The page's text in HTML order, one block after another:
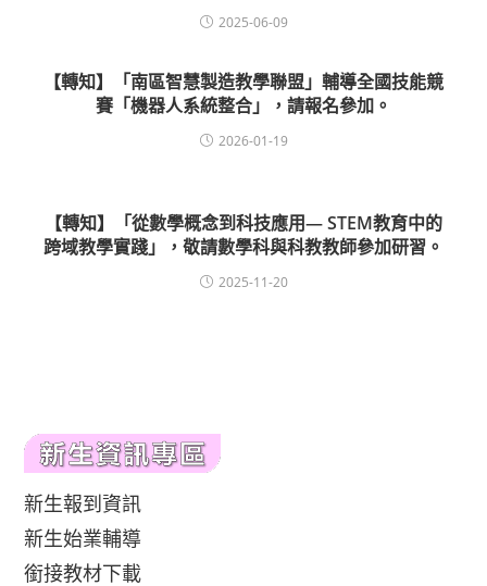
2025-06-09
【轉知】「南區智慧製造教學聯盟」輔導全國技能競
賽「機器人系統整合」，請報名參加。
2026-01-19
【轉知】「從數學概念到科技應用— STEM教育中的
跨域教學實踐」，敬請數學科與科教教師參加研習。
2025-11-20
新生報到資訊
新生始業輔導
銜接教材下載